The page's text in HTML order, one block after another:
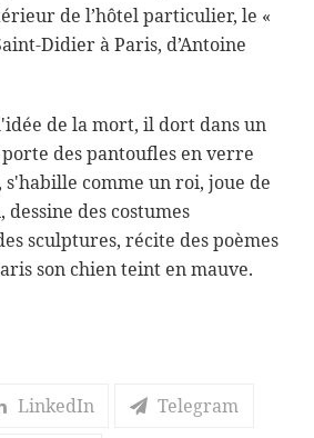
de l’hôtel particulier, le «
Didier à Paris, d’Antoine
de la mort, il dort dans un
des pantoufles en verre
comme un roi, joue de
des costumes
sculptures, récite des poèmes
son chien teint en mauve.
LinkedIn Telegram